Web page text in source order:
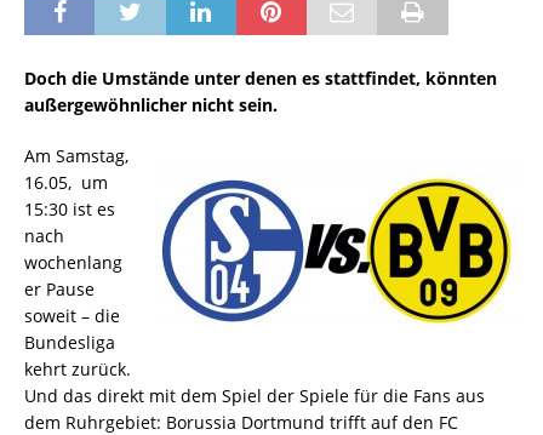
Doch die Umstände unter denen es stattfindet, könnten
außergewöhnlicher nicht sein.
Am Samstag,
16.05, um
15:30 ist es
nach
wochenlang
er Pause
soweit – die
Bundesliga
kehrt zurück.
Und das direkt mit dem Spiel der Spiele für die Fans aus
dem Ruhrgebiet: Borussia Dortmund trifft auf den FC